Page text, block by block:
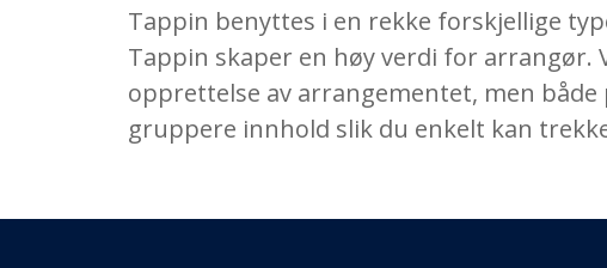
Tappin benyttes i en rekke forskjellige
Tappin skaper en høy verdi for
opprettelse av arrangementet, men
gruppere innhold slik du enkelt kan